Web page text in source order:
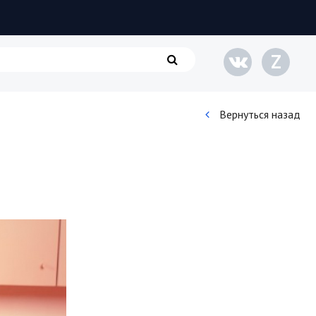
Семья и дети
Путешествия
Строительство
Культура и общество
Z
Вернуться назад